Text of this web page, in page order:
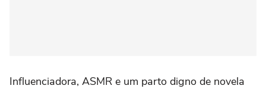
Influenciadora, ASMR e um parto digno de novela